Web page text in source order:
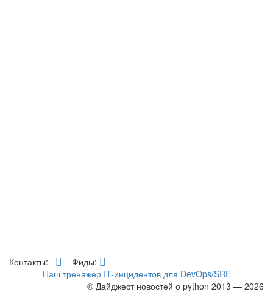
Контакты:
Фиды:
Наш тренажер IT-инцидентов для DevOps/SRE
© Дайджест новостей о python 2013 — 2026